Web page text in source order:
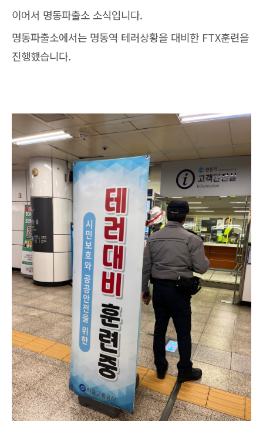
이어서 명동파출소 소식입니다.
명동파출소에서는 명동역 테러상황을 대비한 FTX훈련을
진행했습니다.